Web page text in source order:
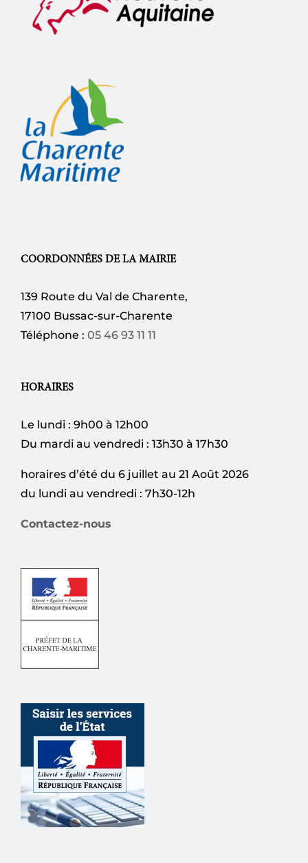
COORDONNÉES DE LA MAIRIE
139 Route du Val de Charente,
17100 Bussac-sur-Charente
Téléphone : 05 46 93 11 11
HORAIRES
Le lundi : 9h00 à 12h00
Du mardi au vendredi : 13h30 à 17h30
horaires d’été du 6 juillet au 21 Août 2026
du lundi au vendredi : 7h30-12h
Contactez-nous